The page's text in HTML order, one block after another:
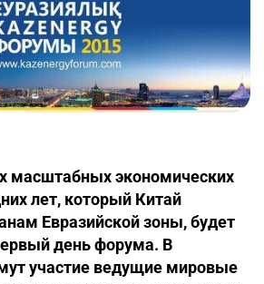
масштабных экономических
лет, который Китай
Евразийской зоны, будет
день форума. В
участие ведущие мировые